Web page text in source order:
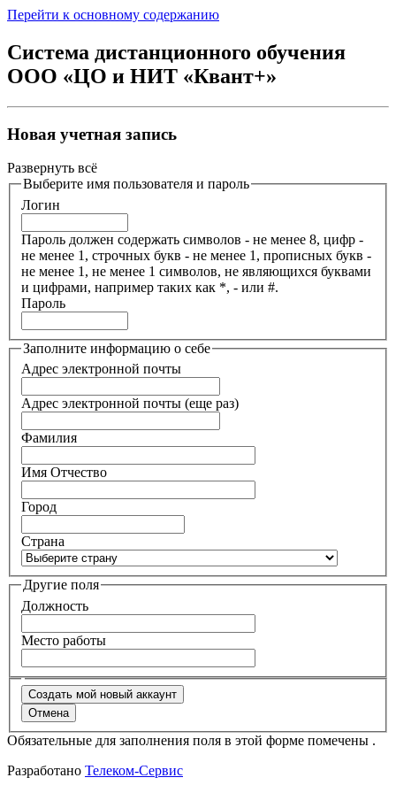
Перейти к основному содержанию
Система дистанционного обучения
ООО «ЦО и НИТ «Квант+»
Новая учетная запись
Развернуть всё
Выберите имя пользователя и пароль
Логин
Пароль должен содержать символов - не менее 8, цифр -
не менее 1, строчных букв - не менее 1, прописных букв -
не менее 1, не менее 1 символов, не являющихся буквами
и цифрами, например таких как *, - или #.
Пароль
Заполните информацию о себе
Адрес электронной почты
Адрес электронной почты (еще раз)
Фамилия
Имя Отчество
Город
Страна
Другие поля
Должность
Место работы
Обязательные для заполнения поля в этой форме помечены .
Разработано Телеком-Сервис